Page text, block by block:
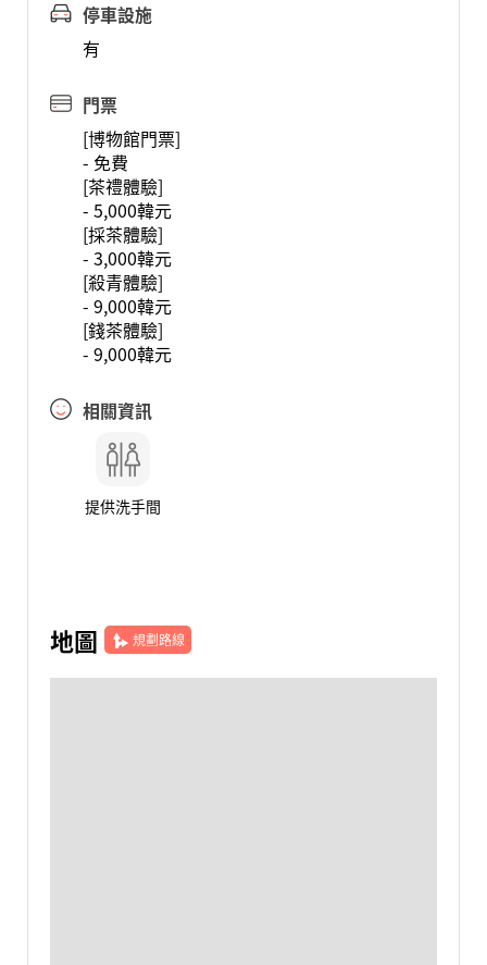
停車設施
有
門票
[博物館門票]
- 免費
[茶禮體驗]
- 5,000韓元
[採茶體驗]
- 3,000韓元
[殺青體驗]
- 9,000韓元
[錢茶體驗]
- 9,000韓元
相關資訊
提供洗手間
地圖 規劃路線